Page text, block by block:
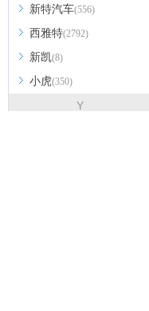
新特汽车(556)
西雅特(2792)
新凯(8)
小虎(350)
Y